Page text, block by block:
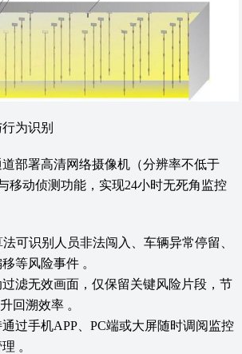
为识别
部署‌高清网络摄像机‌（分辨率不低于
移动侦测功能，实现24小时无死角监控
可识别人员非法闯入、车辆异常停留、
等风险事件 。
滤无效画面，仅保留关键风险片段，节
回溯效率 。
过手机APP、PC端或大屏随时调阅监控
。